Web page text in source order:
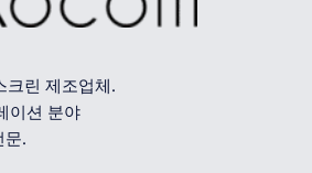
크린 제조업체.
이션 분야
문.